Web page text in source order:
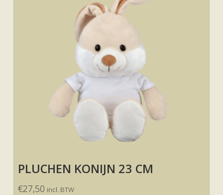
PLUCHEN KONIJN 23 CM
€27,50 incl. BTW